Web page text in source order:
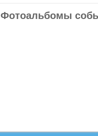
Фотоальбомы